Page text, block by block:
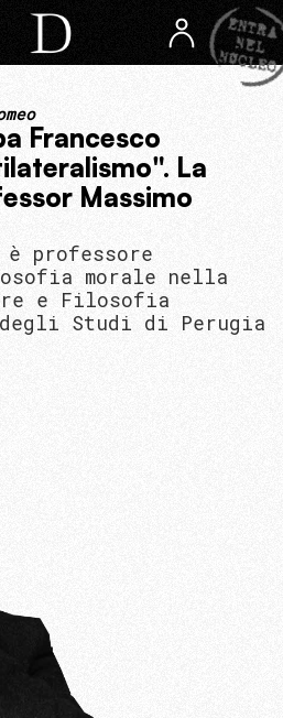
Francesco
La
Massimo
è professore
morale nella
e Filosofia
Studi di Perugia